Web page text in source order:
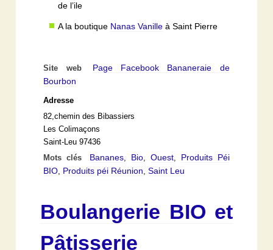
de l’ile
A la boutique Nanas Vanille à Saint Pierre
Site web
Page Facebook Bananeraie de
Bourbon
Adresse
82,chemin des Bibassiers
Les Colimaçons
Saint-Leu 97436
Mots clés
Bananes, Bio, Ouest, Produits Péi
BIO, Produits péi Réunion,Saint Leu
Boulangerie BIO et
Pâtisserie